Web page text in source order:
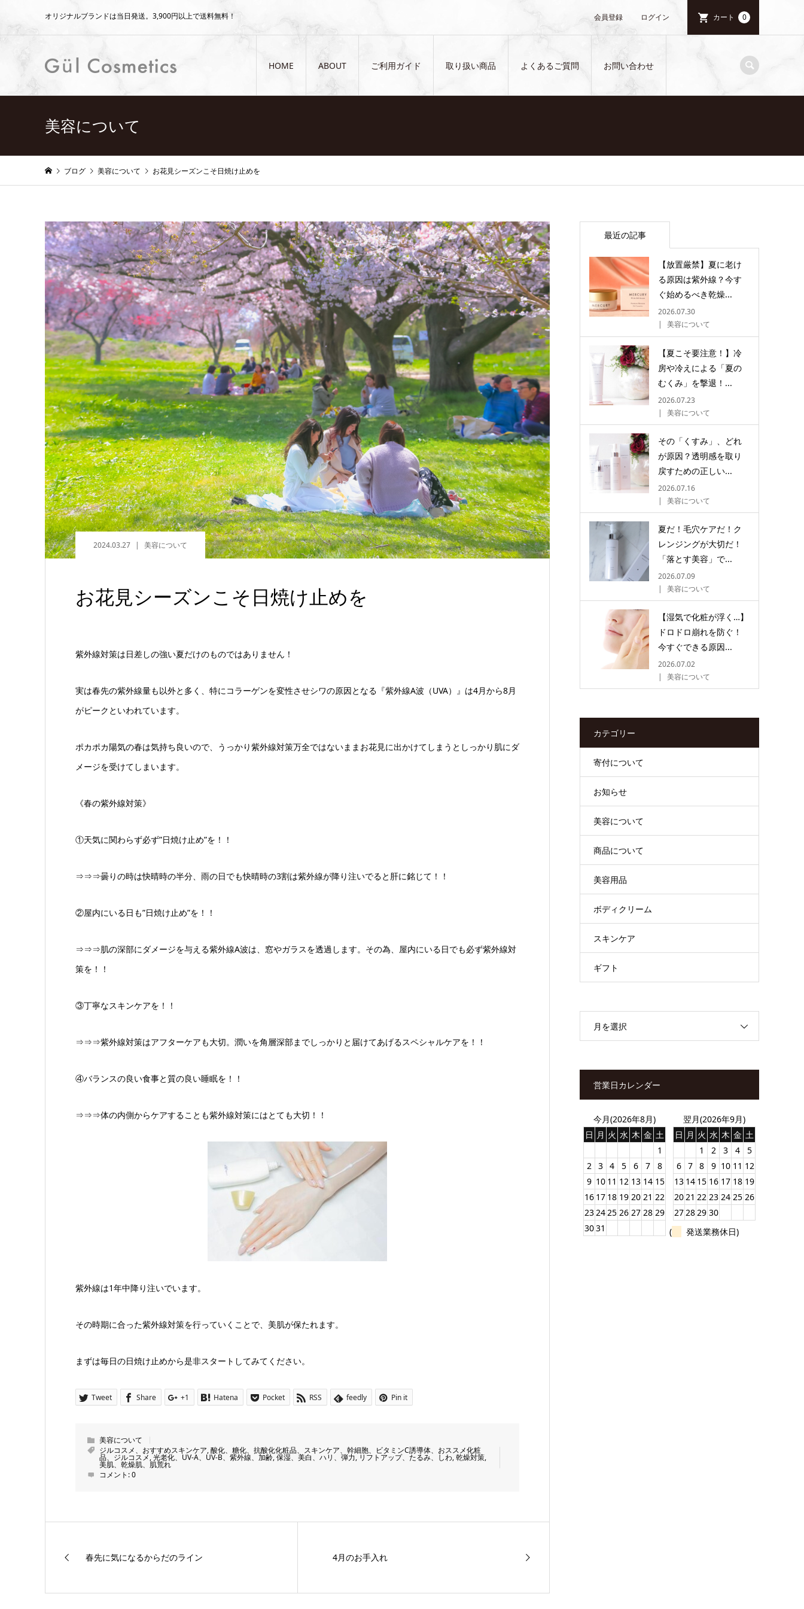
オリジナルブランドは当日発送。3,900円以上で送料無料！ 会員登録 ログイン カート 0
HOME ABOUT ご利用ガイド 取り扱い商品 よくあるご質問 お問い合わせ
美容について
ブログ 美容について お花見シーズンこそ日焼け止めを
2024.03.27 美容について
お花見シーズンこそ日焼け止めを
紫外線対策は日差しの強い夏だけのものではありません！
実は春先の紫外線量も以外と多く、特にコラーゲンを変性させシワの原因となる『紫外線A波（UVA）』は4月から8月
がピークといわれています。
ポカポカ陽気の春は気持ち良いので、うっかり紫外線対策万全ではないままお花見に出かけてしまうとしっかり肌にダ
メージを受けてしまいます。
《春の紫外線対策》
①天気に関わらず必ず”日焼け止め”を！！
⇒⇒⇒曇りの時は快晴時の半分、雨の日でも快晴時の3割は紫外線が降り注いでると肝に銘じて！！
②屋内にいる日も”日焼け止め”を！！
⇒⇒⇒肌の深部にダメージを与える紫外線A波は、窓やガラスを透過します。その為、屋内にいる日でも必ず紫外線対
策を！！
③丁寧なスキンケアを！！
⇒⇒⇒紫外線対策はアフターケアも大切。潤いを角層深部までしっかりと届けてあげるスペシャルケアを！！
④バランスの良い食事と質の良い睡眠を！！
⇒⇒⇒体の内側からケアすることも紫外線対策にはとても大切！！
紫外線は1年中降り注いでいます。
その時期に合った紫外線対策を行っていくことで、美肌が保たれます。
まずは毎日の日焼け止めから是非スタートしてみてください。
Tweet Share +1 Hatena Pocket RSS feedly Pin it
美容について
ジルコスメ、おすすめスキンケア,酸化、糖化、抗酸化化粧品、スキンケア、幹細胞、ビタミンC誘導体、おススメ化粧
品、ジルコスメ,光老化、UV-A、UV-B、紫外線、加齢,保湿、美白、ハリ、弾力, リフトアップ、たるみ、しわ,乾燥対策,
美肌、乾燥肌、肌荒れ
コメント:0
春先に気になるからだのライン 4月のお手入れ
最近の記事
【放置厳禁】夏に老け
る原因は紫外線？今す
ぐ始めるべき乾燥...
2026.07.30
美容について
【夏こそ要注意！】冷
房や冷えによる「夏の
むくみ」を撃退！...
2026.07.23
美容について
その「くすみ」、どれ
が原因？透明感を取り
戻すための正しい...
2026.07.16
美容について
夏だ！毛穴ケアだ！ク
レンジングが大切だ！
「落とす美容」で...
2026.07.09
美容について
【湿気で化粧が浮く…】
ドロドロ崩れを防ぐ！
今すぐできる原因...
2026.07.02
美容について
カテゴリー
寄付について
お知らせ
美容について
商品について
美容用品
ボディクリーム
スキンケア
ギフト
月を選択
営業日カレンダー
今月(2026年8月)
日 月 火 水 木 金 土
1
2 3 4 5 6 7
8
9 10 11 12 13 14 15
16 17 18 19 20 21 22
232425 26 27 28 29
3031
翌月(2026年9月)
日 月 火 水 木 金 土
1
2 3 4
5
6 7 8 9 10 11 12
13 14 15 16 17 18 19
2021 22 23 24 25 26
272829 30
(
発送業務休日)